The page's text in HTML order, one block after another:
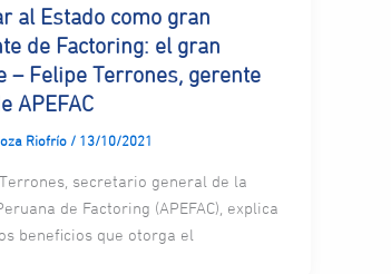
al Estado como gran
de Factoring: el gran
– Felipe Terrones, gerente
APEFAC
Riofrío / 13/10/2021
secretario general de la
de Factoring (APEFAC), explica
beneficios que otorga el